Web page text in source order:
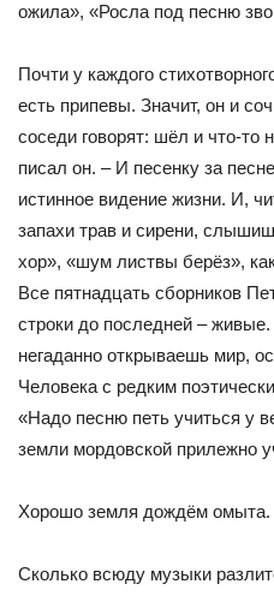
ожила», «Росла под песню
Почти у каждого
есть припевы. Значит, он и
со­седи говорят: шёл и что-
писал он. – И песенку за
истинное видение жизни. И,
запахи трав и сирени,
хор», «шум листвы бе­рёз»,
Все пятнадцать сборников
строки до последней –
негаданно открываешь мир,
Человека с редким
«Надо песню петь учиться у
земли мордовской прилежно
Хорошо земля дождём омыта.
Сколько всюду музыки